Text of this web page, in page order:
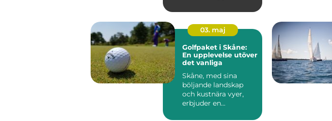
03. maj
Golfpaket i Skåne:
En upplevelse utöver
det vanliga
Skåne, med sina
böljande landskap
och kustnära vyer,
erbjuder en